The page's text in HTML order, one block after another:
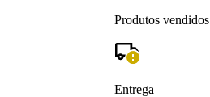
Produtos vendidos
Entrega